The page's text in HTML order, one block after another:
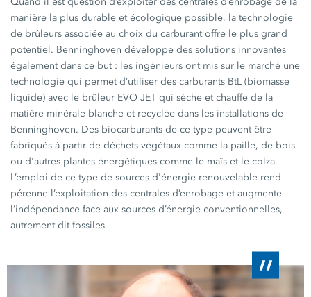
manière la plus durable et écologique possible, la technologie
de brûleurs associée au choix du carburant offre le plus grand
potentiel. Benninghoven développe des solutions innovantes
également dans ce but : les ingénieurs ont mis sur le marché une
technologie qui permet d’utiliser des carburants BtL (biomasse
liquide) avec le brûleur EVO JET qui sèche et chauffe de la
matière minérale blanche et recyclée dans les installations de
Benninghoven. Des biocarburants de ce type peuvent être
fabriqués à partir de déchets végétaux comme la paille, de bois
ou d'autres plantes énergétiques comme le maïs et le colza.
L’emploi de ce type de sources d'énergie renouvelable rend
pérenne l’exploitation des centrales d’enrobage et augmente
l’indépendance face aux sources d’énergie conventionnelles,
autrement dit fossiles.